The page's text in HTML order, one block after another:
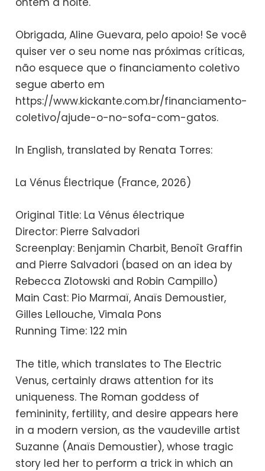
Obrigada, Aline Guevara, pelo apoio! Se você
quiser ver o seu nome nas próximas críticas,
não esquece que o financiamento coletivo
segue aberto em
https://www.kickante.com.br/financiamento-
coletivo/ajude-o-no-sofa-com-gatos.
In English, translated by Renata Torres:
La Vénus Électrique (France, 2026)
Original Title: La Vénus électrique
Director: Pierre Salvadori
Screenplay: Benjamin Charbit, Benoît Graffin
and Pierre Salvadori (based on an idea by
Rebecca Zlotowski and Robin Campillo)
Main Cast: Pio Marmaï, Anaïs Demoustier,
Gilles Lellouche, Vimala Pons
Running Time: 122 min
The title, which translates to The Electric
Venus, certainly draws attention for its
uniqueness. The Roman goddess of
femininity, fertility, and desire appears here
in a modern version, as the vaudeville artist
Suzanne (Anaïs Demoustier), whose tragic
story led her to perform a trick in which an